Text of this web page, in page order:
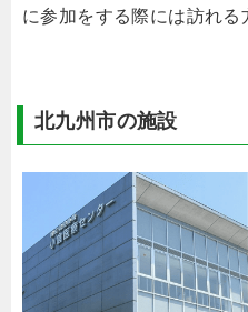
に参加をする際には訪れる
北九州市の施設